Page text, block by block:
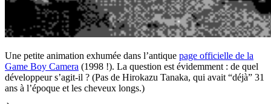
Une petite animation exhumée dans l’antique page officielle de la
Game Boy Camera (1998 !). La question est évidemment : de quel
développeur s’agit-il ? (Pas de Hirokazu Tanaka, qui avait “déjà” 31
ans à l’époque et les cheveux longs.)